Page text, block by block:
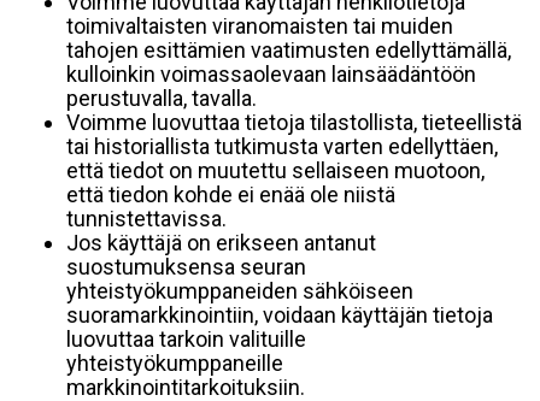
toimivaltaisten viranomaisten tai muiden
tahojen esittämien vaatimusten edellyttämällä,
kulloinkin voimassaolevaan lainsäädäntöön
perustuvalla, tavalla.
Voimme luovuttaa tietoja tilastollista, tieteellistä
tai historiallista tutkimusta varten edellyttäen,
että tiedot on muutettu sellaiseen muotoon,
että tiedon kohde ei enää ole niistä
tunnistettavissa.
Jos käyttäjä on erikseen antanut
suostumuksensa seuran
yhteistyökumppaneiden sähköiseen
suoramarkkinointiin, voidaan käyttäjän tietoja
luovuttaa tarkoin valituille
yhteistyökumppaneille
markkinointitarkoituksiin.